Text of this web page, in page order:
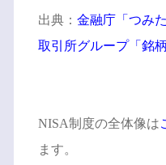
出典： 金融庁「つみ
取引所グループ「銘
NISA制度の全体像は
ます。